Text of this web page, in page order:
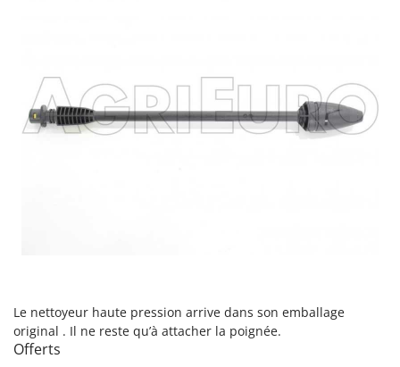
Le nettoyeur haute pression arrive dans son emballage
original . Il ne reste qu’à attacher la poignée.
Offerts